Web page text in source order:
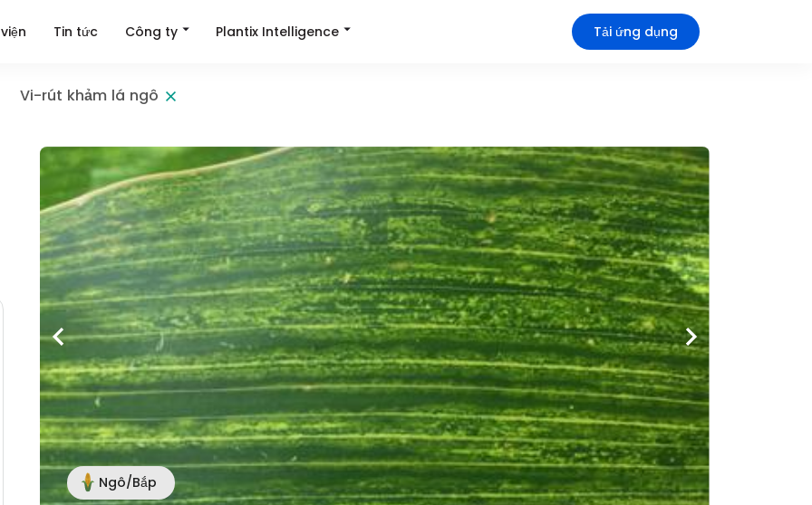
Tin tức Công ty Plantix Intelligence Tải ứng dụng
Vi-rút khảm lá ngô
Ngô/Bắp